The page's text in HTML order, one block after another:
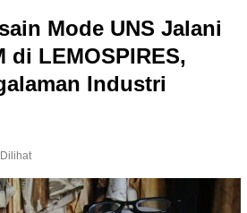
Mode UNS Jalani
di LEMOSPIRES,
Industri